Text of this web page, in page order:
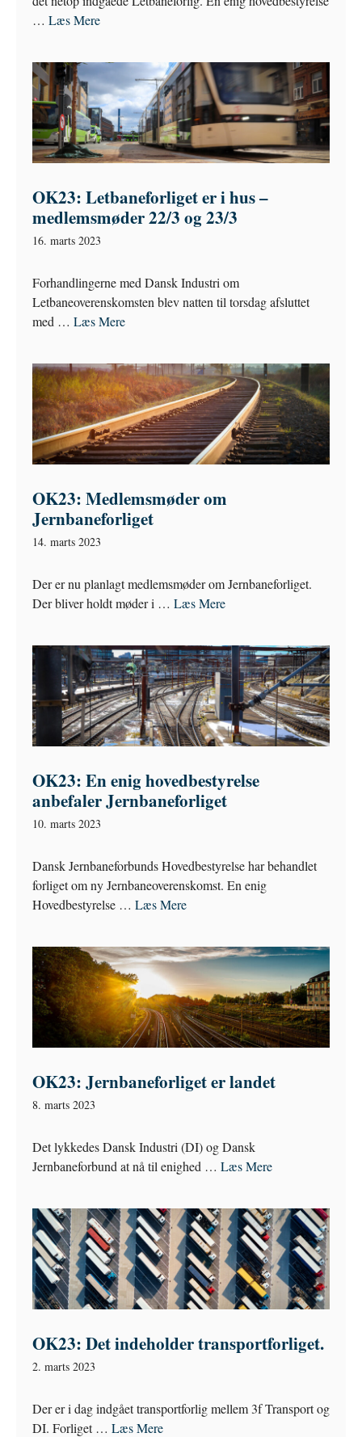
… Læs Mere
OK23: Letbaneforliget er i hus –
medlemsmøder 22/3 og 23/3
16. marts 2023
Forhandlingerne med Dansk Industri om
Letbaneoverenskomsten blev natten til torsdag afsluttet
med … Læs Mere
OK23: Medlemsmøder om
Jernbaneforliget
14. marts 2023
Der er nu planlagt medlemsmøder om Jernbaneforliget.
Der bliver holdt møder i … Læs Mere
OK23: En enig hovedbestyrelse
anbefaler Jernbaneforliget
10. marts 2023
Dansk Jernbaneforbunds Hovedbestyrelse har behandlet
forliget om ny Jernbaneoverenskomst. En enig
Hovedbestyrelse … Læs Mere
OK23: Jernbaneforliget er landet
8. marts 2023
Det lykkedes Dansk Industri (DI) og Dansk
Jernbaneforbund at nå til enighed … Læs Mere
OK23: Det indeholder transportforliget.
2. marts 2023
Der er i dag indgået transportforlig mellem 3f Transport og
DI. Forliget … Læs Mere